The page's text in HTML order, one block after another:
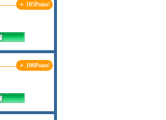
＋ 105Point!
＋ 100Point!